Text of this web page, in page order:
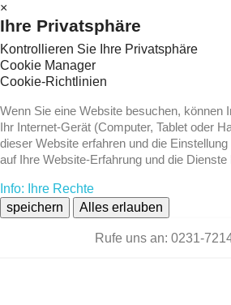
×
Ihre Privatsphäre
Kontrollieren Sie Ihre Privatsphäre
Cookie Manager
Cookie-Richtlinien
Wenn Sie eine Website besuchen,
Ihr Internet-Gerät (Computer, Tablet oder
dieser Website erfahren und die
auf Ihre Website-Erfahrung und die
Info: Ihre Rechte
speichern
Alles erlauben
Rufe uns an: 0231-